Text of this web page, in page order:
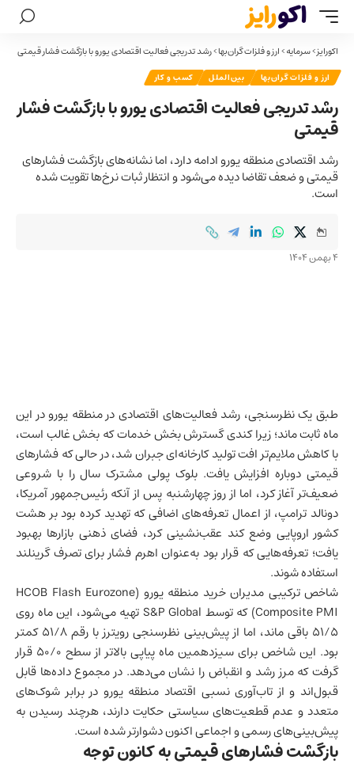
اکورایز>سرمایه>ارز و فلزات گران‌بها>رشد تدریجی فعالیت اقتصادی یورو با بازگشت فشار قیمتی
ارز و فلزات گران‌بها بین‌الملل کسب و کار
رشد تدریجی فعالیت اقتصادی یورو با بازگشت فشار
قیمتی
رشد اقتصادی منطقه یورو ادامه دارد، اما نشانه‌های بازگشت فشارهای
قیمتی و ضعف تقاضا دیده می‌شود و انتظار ثبات نرخ‌ها تقویت شده
است.
4 بهمن 1404
طبق یک نظرسنجی، رشد فعالیت‌های اقتصادی در منطقه یورو در این
ماه ثابت ماند؛ زیرا کندی گسترش بخش خدمات که بخش غالب است،
با کاهش ملایم‌تر افت تولید کارخانه‌ای جبران شد، در حالی که فشارهای
قیمتی دوباره افزایش یافت. بلوک پولی مشترک سال را با شروعی
ضعیف‌تر آغاز کرد، اما از روز چهارشنبه پس از آنکه رئیس‌جمهور آمریکا،
دونالد ترامپ، از اعمال تعرفه‌های اضافی که تهدید کرده بود بر هشت
کشور اروپایی وضع کند عقب‌نشینی کرد، فضای ذهنی بازارها بهبود
یافت؛ تعرفه‌هایی که قرار بود به‌عنوان اهرم فشار برای تصرف گرینلند
استفاده شوند.
شاخص ترکیبی مدیران خرید منطقه یورو (HCOB Flash Eurozone
Composite PMI) که توسط S&P Global تهیه می‌شود، این ماه روی
۵۱/۵ باقی ماند، اما از پیش‌بینی نظرسنجی رویترز با رقم ۵۱/۸ کمتر
بود. این شاخص برای سیزدهمین ماه پیاپی بالاتر از سطح ۵۰/۰ قرار
گرفت که مرز رشد و انقباض را نشان می‌دهد. در مجموع داده‌ها قابل
قبول‌اند و از تاب‌آوری نسبی اقتصاد منطقه یورو در برابر شوک‌های
متعدد و عدم قطعیت‌های سیاستی حکایت دارند، هرچند رسیدن به
پیش‌بینی‌های رسمی و اجماعی اکنون دشوارتر شده است.
بازگشت فشارهای قیمتی به کانون توجه